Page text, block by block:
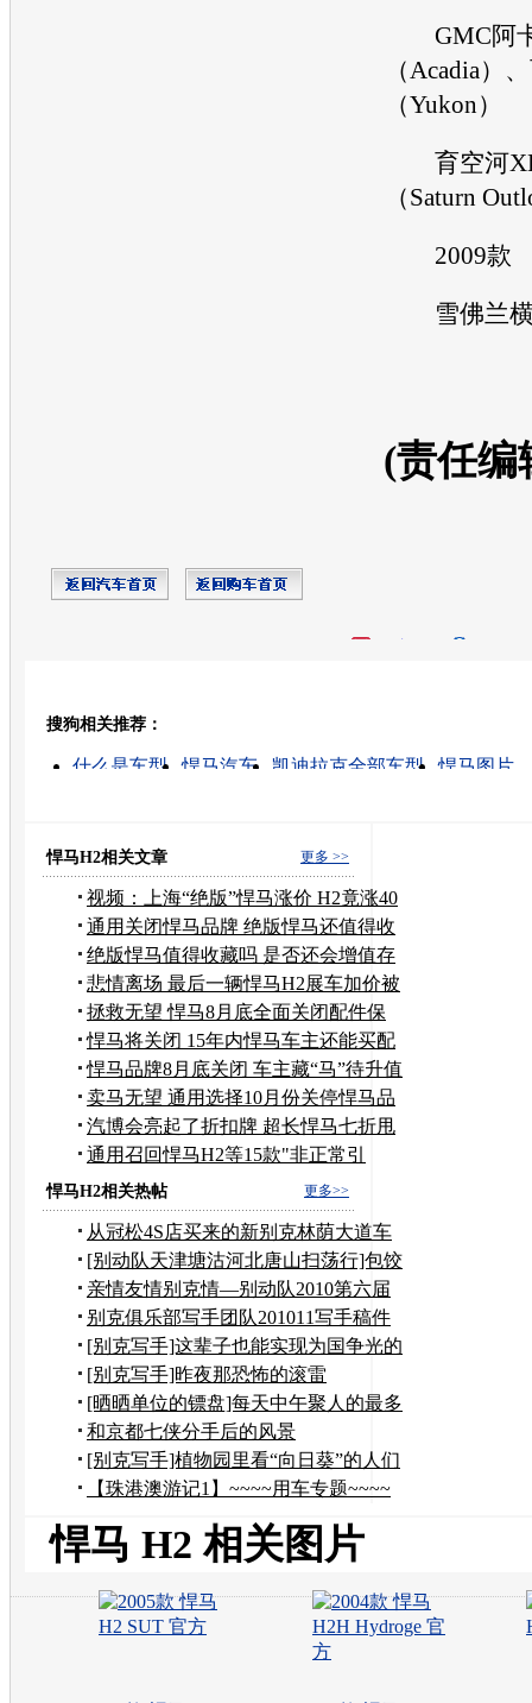
GMC阿
（Acadia）
（Yukon）
育空河
（Saturn
2009款
雪佛兰
(责任编
搜狗相关推荐：
什么是车型 悍马汽车 凯迪拉克全部车型
悍马图片
更多 >>
悍马H2相关文章
视频：上海“绝版”悍马涨价 H2竟涨40
万
通用关闭悍马品牌 绝版悍马还值得收
藏吗
绝版悍马值得收藏吗 是否还会增值存
争议
悲情离场 最后一辆悍马H2展车加价被
预定
拯救无望 悍马8月底全面关闭配件保
10年
悍马将关闭 15年内悍马车主还能买配
件
悍马品牌8月底关闭 车主藏“马”待升值
卖马无望 通用选择10月份关停悍马品
牌
汽博会亮起了折扣牌 超长悍马七折甩
货
通用召回悍马H2等15款"非正常引
进"车型
更多>>
悍马H2相关热帖
从冠松4S店买来的新别克林荫大道车
竟然是辆问题车！
[别动队天津塘沽河北唐山扫荡行]包饺
子吃海鲜晒腊肠
亲情友情别克情—别动队2010第六届
年会
别克俱乐部写手团队201011写手稿件
汇总专贴
[别克写手]这辈子也能实现为国争光的
梦想
[别克写手]昨夜那恐怖的滚雷
[晒晒单位的镖盘]每天中午聚人的最多
的地方
和京都七侠分手后的风景
[别克写手]植物园里看“向日葵”的人们
【珠港澳游记1】~~~~用车专题~~~~
悍马 H2 相关图片